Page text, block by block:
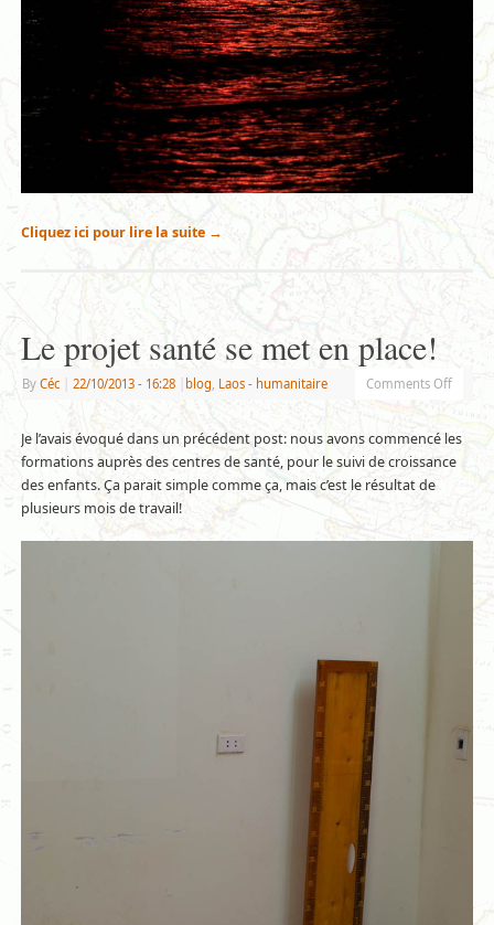
Cliquez ici pour lire la suite →
Le projet santé se met en place!
By Céc 22/10/2013 - 16:28 blog Laos - humanitaire Comments Off
Je l’avais évoqué dans un précédent post: nous avons commencé les
formations auprès des centres de santé, pour le suivi de croissance
des enfants. Ça parait simple comme ça, mais c’est le résultat de
plusieurs mois de travail!